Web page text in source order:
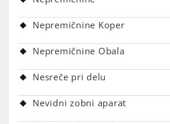
Nepremičnine Koper
Nepremičnine Obala
Nesreče pri delu
Nevidni zobni aparat